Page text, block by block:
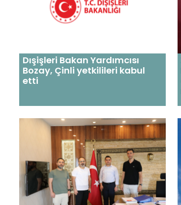
Dışişleri Bakan Yardımcısı
Bozay, Çinli yetkilileri kabul
etti